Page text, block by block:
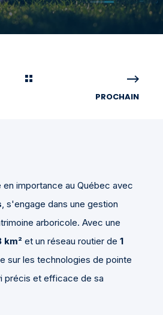
PROCHAIN
en importance au Québec avec
, s'engage dans une gestion
arboricole. Avec une
km² et un réseau routier de 1
sur les technologies de pointe
précis et efficace de sa